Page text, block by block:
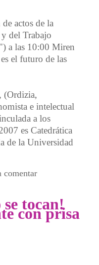
actos de la
del Trabajo
a las 10:00 Miren
el futuro de las
(Ordizia,
e intelectual
a los
es Catedrática
de la Universidad
Miren Etxezarreta
comentar
se tocan!
con prisa